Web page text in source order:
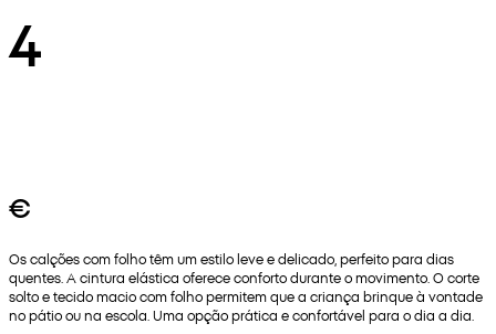
4
€
Os calções com folho têm um estilo leve e delicado, perfeito para dias
quentes. A cintura elástica oferece conforto durante o movimento. O corte
solto e tecido macio com folho permitem que a criança brinque à vontade
no pátio ou na escola. Uma opção prática e confortável para o dia a dia.